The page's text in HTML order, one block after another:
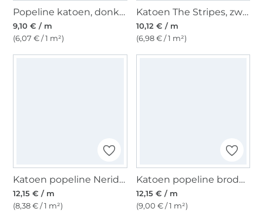
Popeline katoen, donkerfuchsia
9,10 € / m
(6,07 € / 1 m²)
Katoen The Stripes, zwart
10,12 € / m
(6,98 € / 1 m²)
Katoen popeline Nerida Hansen Big Flower, licht olijfgroen
12,15 € / m
(8,38 € / 1 m²)
Katoen popeline broderie Little Flowers, wit
12,15 € / m
(9,00 € / 1 m²)